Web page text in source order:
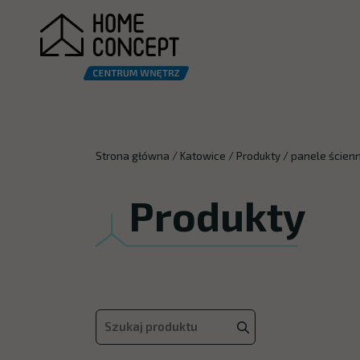
Strona główna / Katowice /Produkty/ panele
Produkty